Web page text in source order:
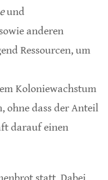
und
anderen
Ressourcen, um
Koloniewachstum
ohne dass der Anteil
darauf einen